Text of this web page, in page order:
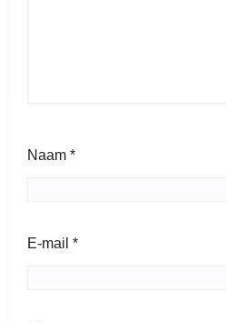
Naam *
E-mail *